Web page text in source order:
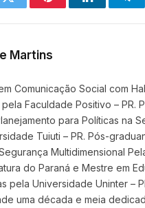
Twitter PinterestLinkedIn
Martins
Comunicação Social com
Faculdade Positivo – PR.
para Políticas na
Tuiuti – PR. Pós-
Multidimensional
do Paraná e Mestre em
pela Universidade Uninter –
uma década e meia